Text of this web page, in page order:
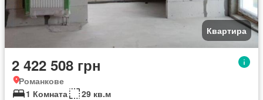
Квартира
2 422 508 грн
Романкове
1 Комната
29 кв.м